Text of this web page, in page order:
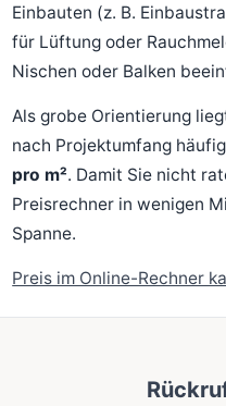
Einbauten (z. B.
für Lüftung oder
Nischen oder Balken
Als grobe Orientierung
nach Projektumfang
pro m². Damit Sie nicht
Preisrechner in wenigen
Spanne.
Preis im Online-Rechner